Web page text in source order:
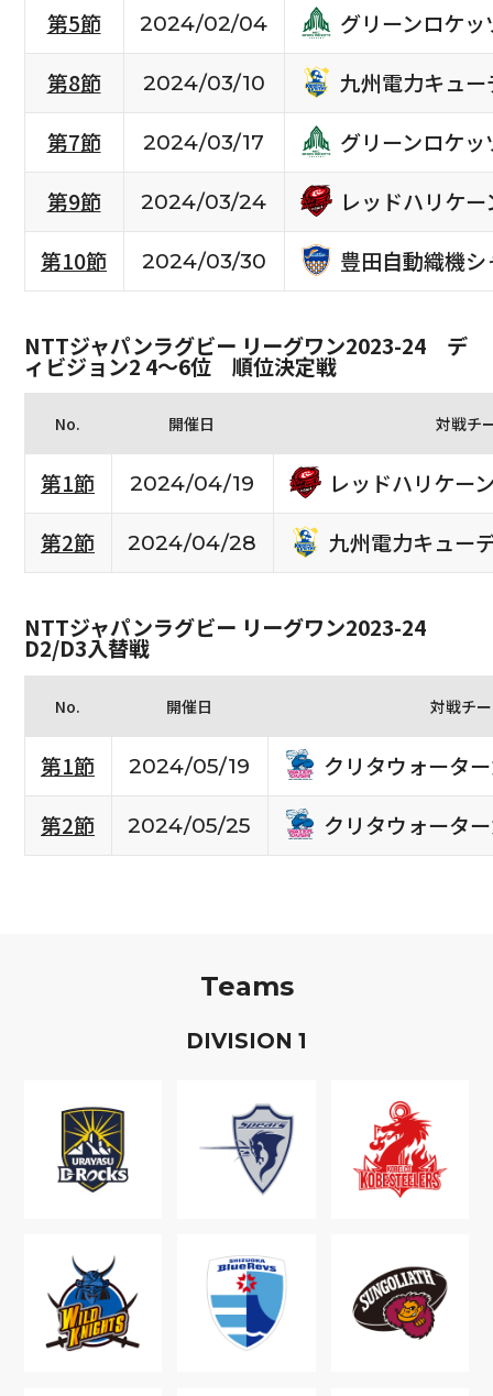
第5節
2024/02/04
グリーンロケッ
第8節
2024/03/10
九州電力キュ
第7節
2024/03/17
グリーンロケッ
第9節
2024/03/24
レッドハリケ
第10節
2024/03/30 豊田自動織機
NTTジャパンラグビー リーグワン2023-24 デ
ィビジョン2 4〜6位 順位決定戦
No. 開催日 対戦チ
第1節 2024/04/19
レッドハリケー
第2節
2024/04/28 九州電力キュー
NTTジャパンラグビー リーグワン2023-24
D2/D3入替戦
No. 開催日 対戦チ
第1節 2024/05/19
クリタウォータ
第2節
2024/05/25 クリタウォータ
Teams
DIVISION 1